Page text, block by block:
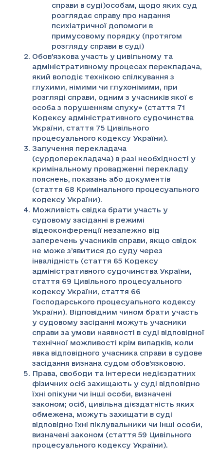
справи в суді)особам, щодо яких суд
розглядає справу про надання
психіатричної допомоги в
примусовому порядку (протягом
розгляду справи в суді)
Обов’язкова участь у цивільному та
адміністративному процесах перекладача,
який володіє технікою спілкування з
глухими, німими чи глухонімими, при
розгляді справи, одним з учасників якої є
особа з порушенням слуху» (стаття 71
Кодексу адміністративного судочинства
України, стаття 75 Цивільного
процесуального кодексу України).
Залучення перекладача
(сурдоперекладача) в разі необхідності у
кримінальному провадженні перекладу
пояснень, показань або документів
(стаття 68 Кримінального процесуального
кодексу України).
Можливість свідка брати участь у
судовому засіданні в режимі
відеоконференції незалежно від
заперечень учасників справи, якщо свідок
не може з’явитися до суду через
інвалідність (стаття 65 Кодексу
адміністративного судочинства України,
стаття 69 Цивільного процесуального
кодексу України, стаття 66
Господарського процесуального кодексу
України). Відповідним чином брати участь
у судовому засіданні можуть учасники
справи за умови наявності в суді відповідної
технічної можливості крім випадків, коли
явка відповідного учасника справи в судове
засідання визнана судом обов’язковою.
Права, свободи та інтереси недієздатних
фізичних осіб захищають у суді відповідно
їхні опікуни чи інші особи, визначені
законом; осіб, цивільна дієздатність яких
обмежена, можуть захищати в суді
відповідно їхні піклувальники чи інші особи,
визначені законом (стаття 59 Цивільного
процесуального кодексу України).